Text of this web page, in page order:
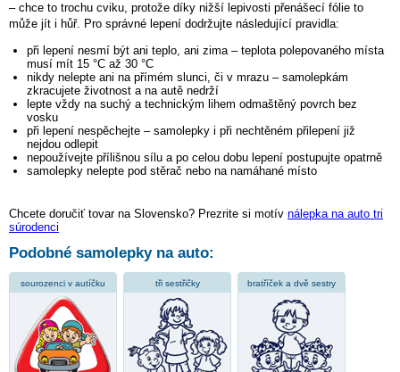
– chce to trochu cviku, protože díky nižší lepivosti přenášecí fólie to
může jít i hůř. Pro správné lepení dodržujte následující pravidla:
při lepení nesmí být ani teplo, ani zima – teplota polepovaného místa
musí mít 15 °C až 30 °C
nikdy nelepte ani na přímém slunci, či v mrazu – samolepkám
zkracujete životnost a na autě nedrží
lepte vždy na suchý a technickým lihem odmaštěný povrch bez
vosku
při lepení nespěchejte – samolepky i při nechtěném přilepení již
nejdou odlepit
nepoužívejte přílišnou sílu a po celou dobu lepení postupujte opatrně
samolepky nelepte pod stěrač nebo na namáhané místo
Chcete doručiť tovar na Slovensko? Prezrite si motív nálepka na auto tri
súrodenci
Podobné samolepky na auto:
sourozenci v autíčku tři sestřičky bratříček a dvě sestry